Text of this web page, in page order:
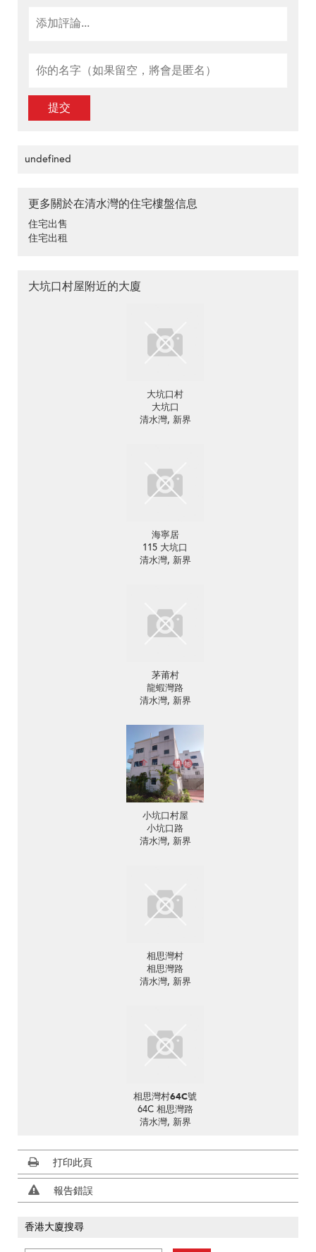
提交
undefined
更多關於在清水灣的住宅樓盤信息
住宅出售
住宅出租
大坑口村屋附近的大廈
大坑口村
大坑口
清水灣, 新界
海寧居
115 大坑口
清水灣, 新界
茅莆村
龍蝦灣路
清水灣, 新界
小坑口村屋
小坑口路
清水灣, 新界
相思灣村
相思灣路
清水灣, 新界
相思灣村64C號
64C 相思灣路
清水灣, 新界
打印此頁
報告錯誤
香港大廈搜尋